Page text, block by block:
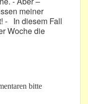
meiner
- In diesem Fall
Woche die
möglich – bald real?
bitte